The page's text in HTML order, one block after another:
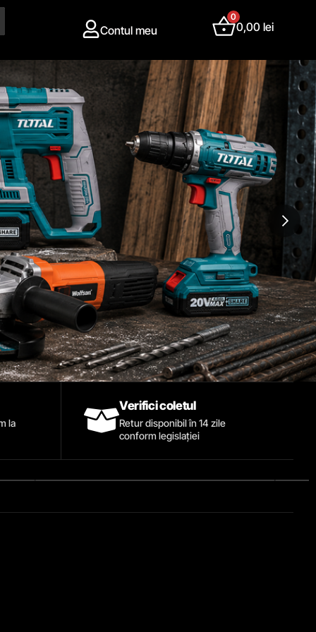
Contul meu
0
0,00lei
la
Verifici coletul
Retur disponibil în 14 zile
conform legislației